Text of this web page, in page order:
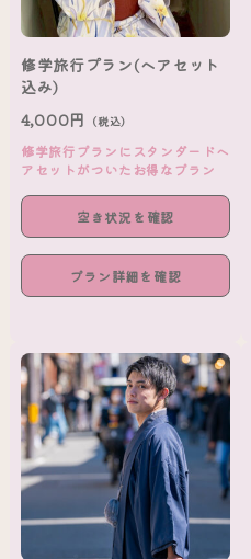
修学旅行プラン(ヘアセット
込み)
4,000円 （税込）
修学旅行プランにスタンダードヘ
アセットがついたお得なプラン
空き状況を確認
プラン詳細を確認